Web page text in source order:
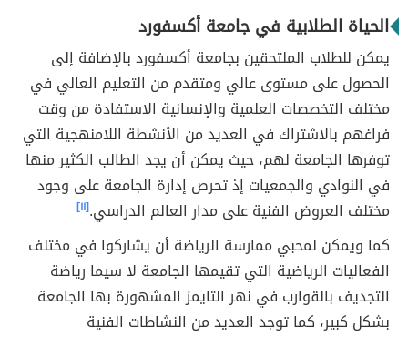
الحياة الطلابية في جامعة أكسفورد
يمكن للطلاب الملتحقين بجامعة أكسفورد بالإضافة إلى
الحصول على مستوى عالي ومتقدم من التعليم العالي في
مختلف التخصصات العلمية والإنسانية الاستفادة من وقت
فراغهم بالاشتراك في العديد من الأنشطة اللامنهجية التي
توفرها الجامعة لهم، حيث يمكن أن يجد الطالب الكثير منها
في النوادي والجمعيات إذ تحرص إدارة الجامعة على وجود
مختلف العروض الفنية على مدار العالم الدراسي.[١١]
كما ويمكن لمحبي ممارسة الرياضة أن يشاركوا في مختلف
الفعاليات الرياضية التي تقيمها الجامعة لا سيما رياضة
التجديف بالقوارب في نهر التايمز المشهورة بها الجامعة
بشكل كبير، كما توجد العديد من النشاطات الفنية